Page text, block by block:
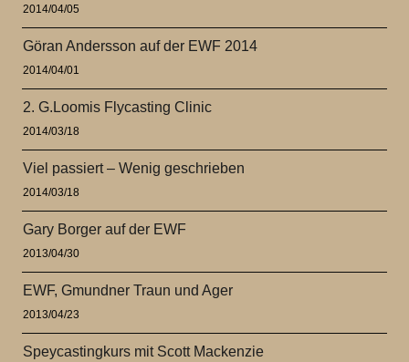
2014/04/05
Göran Andersson auf der EWF 2014
2014/04/01
2. G.Loomis Flycasting Clinic
2014/03/18
Viel passiert – Wenig geschrieben
2014/03/18
Gary Borger auf der EWF
2013/04/30
EWF, Gmundner Traun und Ager
2013/04/23
Speycastingkurs mit Scott Mackenzie